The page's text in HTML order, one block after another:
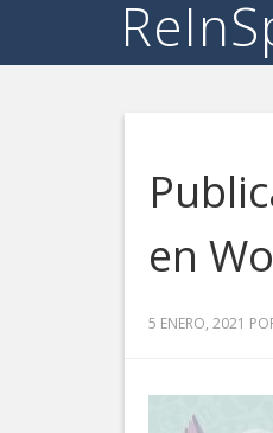
en
5 ENERO, 2021